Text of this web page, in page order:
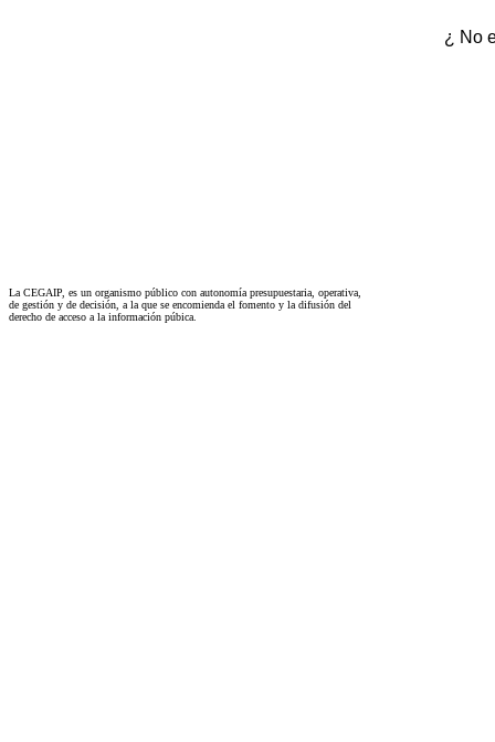
¿ No
La CEGAIP, es un organismo público con autonomía presupuestaria, operativa,
de gestión y de decisión, a la que se encomienda el fomento y la difusión del
derecho de acceso a la información púbica.